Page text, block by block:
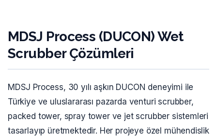
MDSJ Process (DUCON) Wet
Scrubber Çözümleri
MDSJ Process, 30 yılı aşkın DUCON deneyimi ile
Türkiye ve uluslararası pazarda venturi scrubber,
packed tower, spray tower ve jet scrubber sistemleri
tasarlayıp üretmektedir. Her projeye özel mühendislik